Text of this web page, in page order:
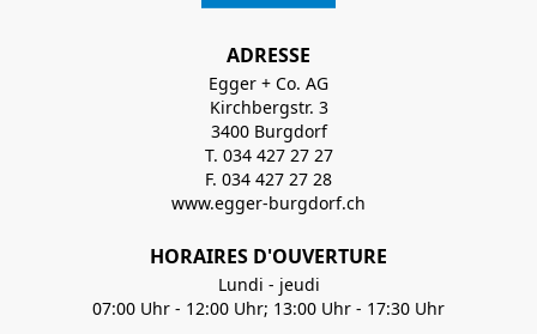
ADRESSE
Egger + Co. AG
Kirchbergstr. 3
3400 Burgdorf
T. 034 427 27 27
F. 034 427 27 28
www.egger-burgdorf.ch
HORAIRES D'OUVERTURE
Lundi - jeudi
07:00 Uhr - 12:00 Uhr; 13:00 Uhr - 17:30 Uhr